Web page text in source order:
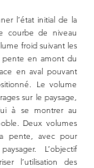
l’état initial de la
courbe de niveau
froid suivant les
pente en amont du
en aval pouvant
Le volume
sur le paysage,
à se montrer au
Deux volumes
pente, avec pour
L’objectif
l’utilisation des